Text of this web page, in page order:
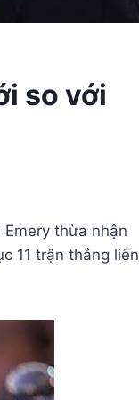
so với
thừa nhận
11 trận thắng liên